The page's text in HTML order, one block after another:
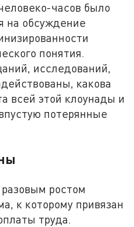
часов было
на обсуждение
понятия.
исследований,
какова
всей этой клоунады и
потерянные
ростом
к которому привязан
труда.